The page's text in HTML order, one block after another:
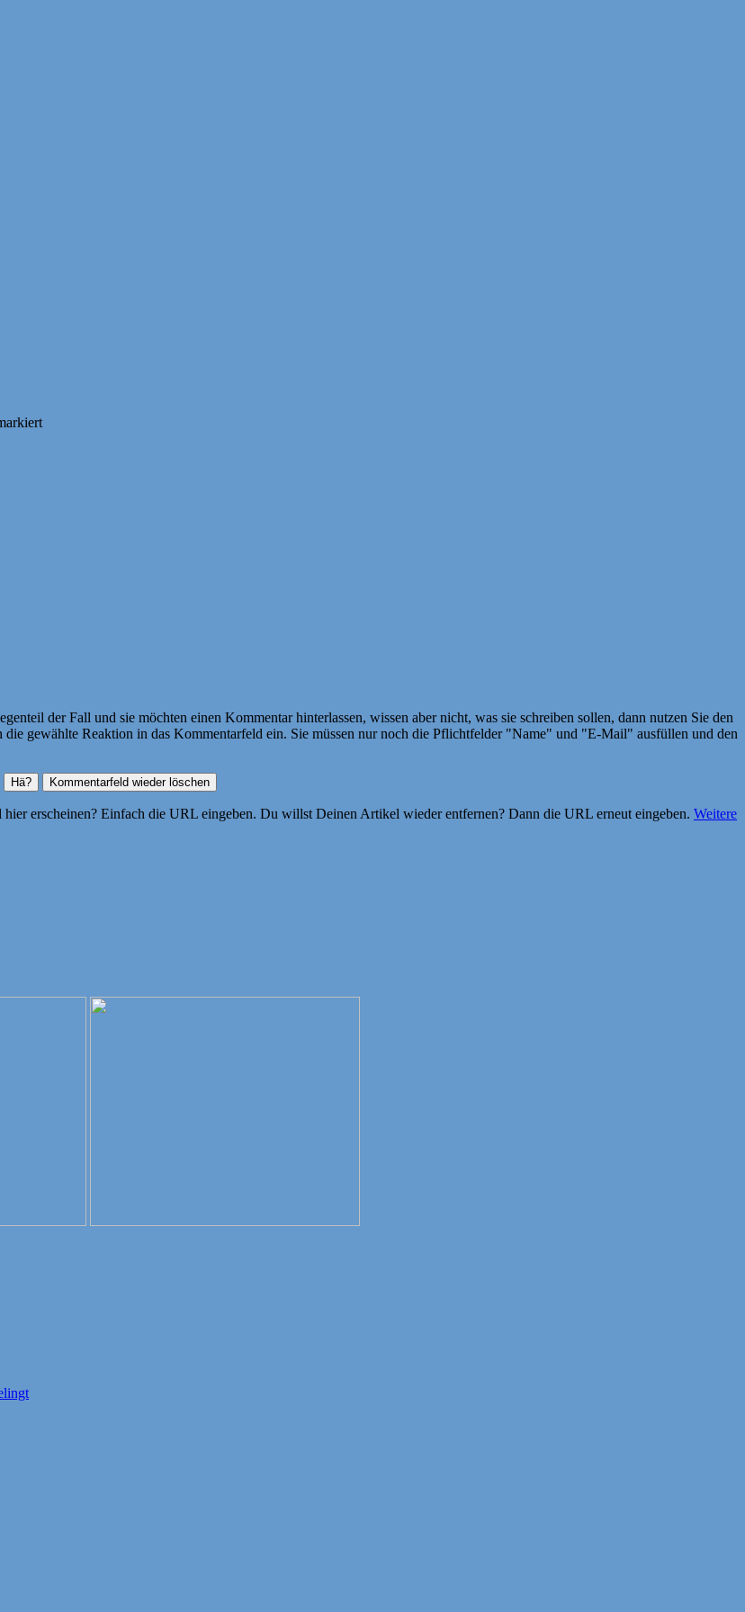
der Fall und sie möchten einen Kommentar hinterlassen, wissen aber nicht, was sie schreiben sollen, dann nutzen Sie den
gewählte Reaktion in das Kommentarfeld ein. Sie müssen nur noch die Pflichtfelder "Name" und "E-Mail" ausfüllen und den
erscheinen? Einfach die URL eingeben. Du willst Deinen Artikel wieder entfernen? Dann die URL erneut eingeben. Weitere